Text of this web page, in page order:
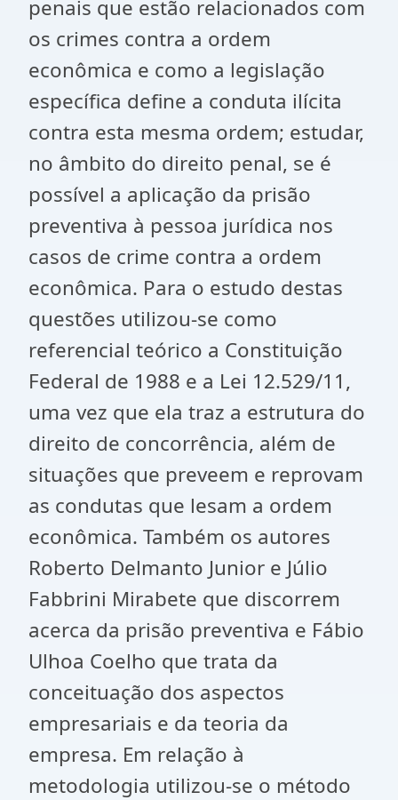
penais que estão relacionados com
os crimes contra a ordem
econômica e como a legislação
específica define a conduta ilícita
contra esta mesma ordem; estudar,
no âmbito do direito penal, se é
possível a aplicação da prisão
preventiva à pessoa jurídica nos
casos de crime contra a ordem
econômica. Para o estudo destas
questões utilizou-se como
referencial teórico a Constituição
Federal de 1988 e a Lei 12.529/11,
uma vez que ela traz a estrutura do
direito de concorrência, além de
situações que preveem e reprovam
as condutas que lesam a ordem
econômica. Também os autores
Roberto Delmanto Junior e Júlio
Fabbrini Mirabete que discorrem
acerca da prisão preventiva e Fábio
Ulhoa Coelho que trata da
conceituação dos aspectos
empresariais e da teoria da
empresa. Em relação à
metodologia utilizou-se o método